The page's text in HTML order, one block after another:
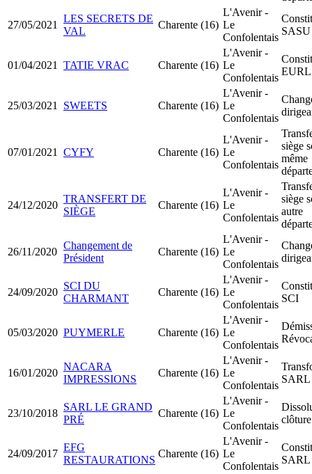
27/05/2021
LES SECRETS DE
VAL
Charente (16)
L'Avenir -
Le
Confolentais
SASU
01/04/2021 TATIE VRAC Charente (16)
L'Avenir -
Le
Confolentais
EURL
25/03/2021 SWEETS Charente (16)
L'Avenir -
Le
Confolentais
07/01/2021 CYFY Charente (16)
L'Avenir -
Le
Confolentais
siège
même
24/12/2020
TRANSFERT DE
SIÈGE
Charente (16)
L'Avenir -
Le
Confolentais
siège
autre
26/11/2020
Changement de
Président
Charente (16)
L'Avenir -
Le
Confolentais
24/09/2020
SCI DU
CHARMANT
Charente (16)
L'Avenir -
Le
Confolentais
SCI
05/03/2020 PUYMERLE Charente (16)
L'Avenir -
Le
Confolentais
16/01/2020
NACARA
IMPRESSIONS
Charente (16)
L'Avenir -
Le
Confolentais
SARL
23/10/2018
SARL LE GRAND
PRÉ
Charente (16)
L'Avenir -
Le
Confolentais
clôture
24/09/2017
EFG
RESTAURATIONS
Charente (16)
L'Avenir -
Le
Confolentais
SARL